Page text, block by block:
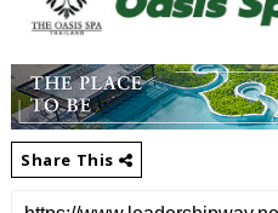
Share This